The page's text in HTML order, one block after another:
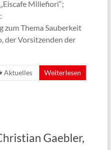
Millefiori“;
zum Thema Sauberkeit
der Vorsitzenden der
Aktuelles Weiterlesen
Gaebler,